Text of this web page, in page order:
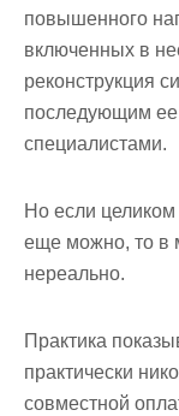
повышенного
включенных в
реконструкция
последующим
специалистами.
Но если
еще можно, то в
нереально.
Практика
практически
совместной